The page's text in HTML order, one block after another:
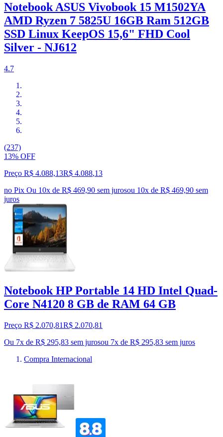
Notebook ASUS Vivobook 15 M1502YA
AMD Ryzen 7 5825U 16GB Ram 512GB
SSD Linux KeepOS 15,6" FHD Cool
Silver - NJ612
4.7
(237)
13% OFF
Preço R$ 4.088,13R$ 4.088,13
no Pix Ou 10x de R$ 469,90 sem jurosou 10x de R$ 469,90 sem
juros
Notebook HP Portable 14 HD Intel Quad-
Core N4120 8 GB de RAM 64 GB
Preço R$ 2.070,81R$ 2.070,81
Ou 7x de R$ 295,83 sem jurosou 7x de R$ 295,83 sem juros
Compra Internacional